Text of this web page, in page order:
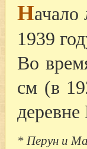
Начало
1939
Во
см (в
* Перун и